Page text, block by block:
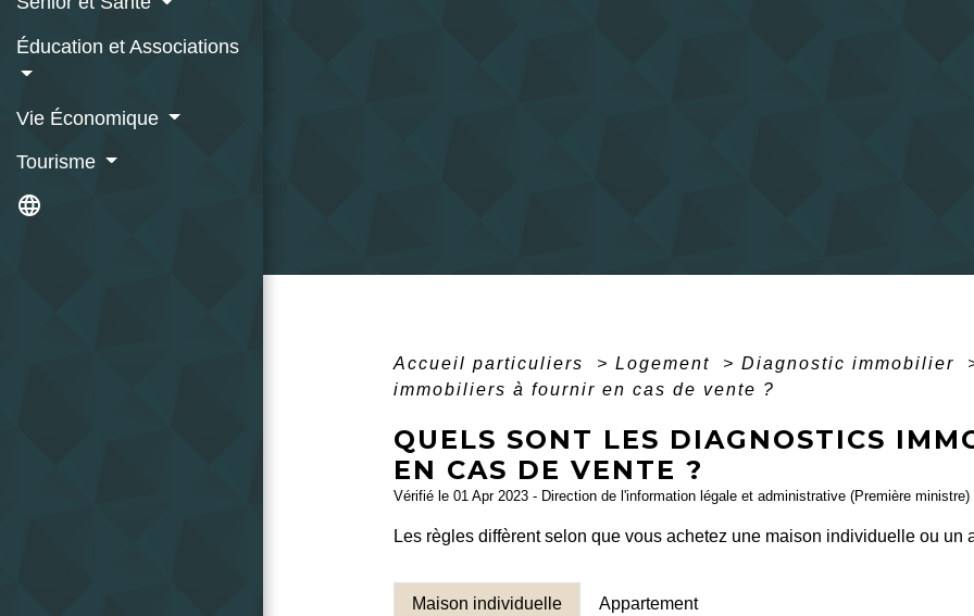
Éducation et Associations
Vie Économique
Tourisme
language
Accueil particuliers > Logement > Diagnostic immobilier
immobiliers à fournir en cas de vente ?
QUELS SONT LES DIAGNOSTICS
EN CAS DE VENTE ?
Vérifié le 01 Apr 2023 - Direction de l'information légale et administrative (Première ministre)
Les règles diffèrent selon que vous achetez une maison individuelle ou un
Maison individuelle Appartement